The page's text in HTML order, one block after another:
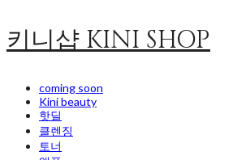
키니샵 KINI SHOP
coming soon
Kini beauty
핫딜
클렌징
토너